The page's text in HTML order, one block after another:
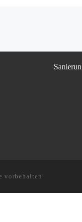
vorbehalten